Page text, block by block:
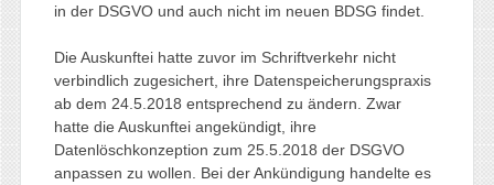
in der DSGVO und auch nicht im neuen BDSG findet.
Die Auskunftei hatte zuvor im Schriftverkehr nicht
verbindlich zugesichert, ihre Datenspeicherungspraxis
ab dem 24.5.2018 entsprechend zu ändern. Zwar
hatte die Auskunftei angekündigt, ihre
Datenlöschkonzeption zum 25.5.2018 der DSGVO
anpassen zu wollen. Bei der Ankündigung handelte es